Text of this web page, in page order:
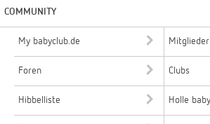
COMMUNITY
My babyclub.de Mitglieder
Foren Clubs
Hibbelliste Holle